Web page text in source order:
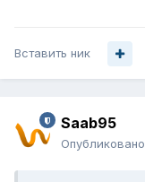
Вставить ник
Saab95
Опубликовано